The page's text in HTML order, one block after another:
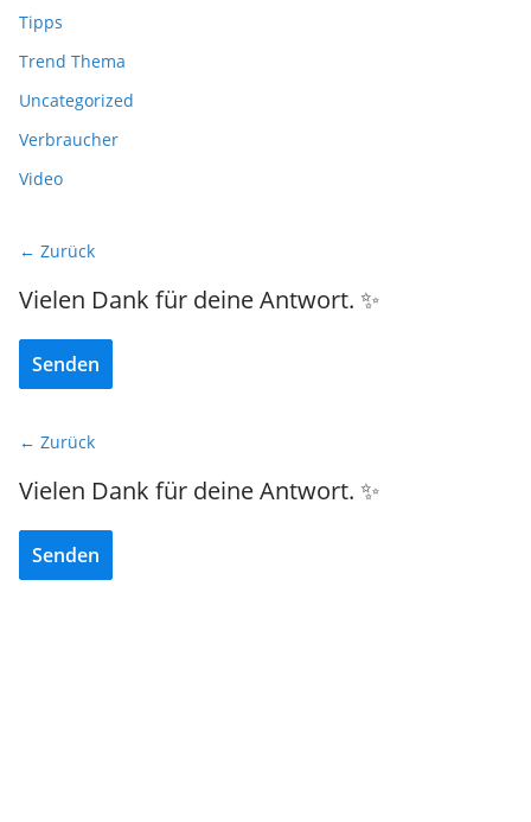
Tipps
Trend Thema
Uncategorized
Verbraucher
Video
← Zurück
Vielen Dank für deine Antwort. ✨
Senden
← Zurück
Vielen Dank für deine Antwort. ✨
Senden